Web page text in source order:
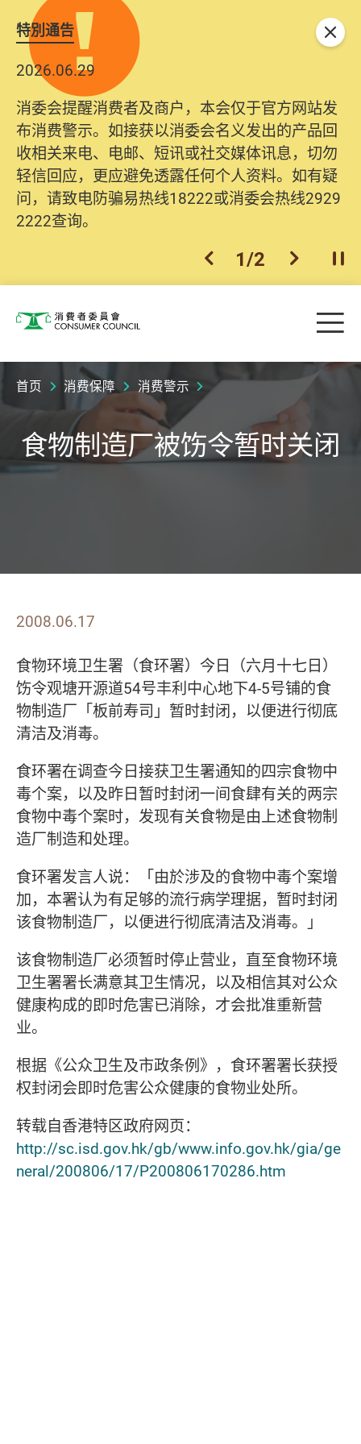
特別通告
2026.06.29
消委会提醒消费者及商户，本会仅于官方网站发
布消费警示。如接获以消委会名义发出的产品回
收相关来电、电邮、短讯或社交媒体讯息，切勿
轻信回应，更应避免透露任何个人资料。如有疑
问，请致电防骗易热线18222或消委会热线2929
2222查询。
上一个
1/2 下一个开
关闭
消费者委员会 目
首页 消费保障 消费警示
食物制造厂被饬令暂时关闭
2008.06.17
食物环境卫生署（食环署）今日（六月十七日）
饬令观塘开源道54号丰利中心地下4-5号铺的食
物制造厂「板前寿司」暂时封闭，以便进行彻底
清洁及消毒。
食环署在调查今日接获卫生署通知的四宗食物中
毒个案，以及昨日暂时封闭一间食肆有关的两宗
食物中毒个案时，发现有关食物是由上述食物制
造厂制造和处理。
食环署发言人说：「由於涉及的食物中毒个案增
加，本署认为有足够的流行病学理据，暂时封闭
该食物制造厂，以便进行彻底清洁及消毒。」
该食物制造厂必须暂时停止营业，直至食物环境
卫生署署长满意其卫生情况，以及相信其对公众
健康构成的即时危害已消除，才会批准重新营
业。
根据《公众卫生及市政条例》，食环署署长获授
权封闭会即时危害公众健康的食物业处所。
转载自香港特区政府网页：
http://sc.isd.gov.hk/gb/www.info.gov.hk/gia/ge
neral/200806/17/P200806170286.htm